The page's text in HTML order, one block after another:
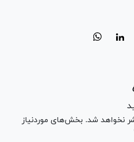
نخواهد شد. بخش‌های موردنیاز